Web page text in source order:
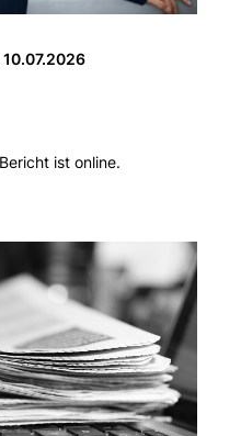
10.07.2026
ist online.